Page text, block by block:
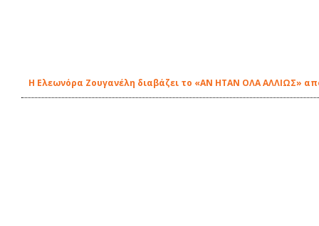
Η Ελεωνόρα Ζουγανέλη διαβάζει το «ΑΝ ΗΤΑΝ ΟΛΑ ΑΛΛΙΩΣ»